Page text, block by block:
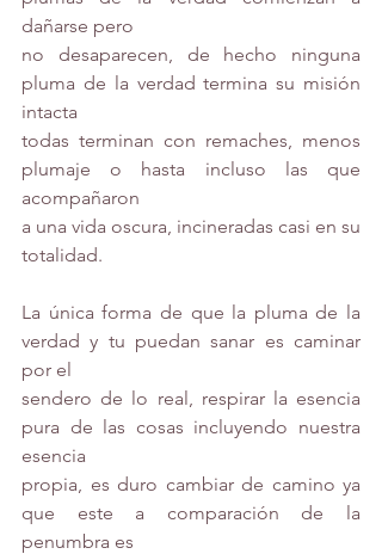
dañarse pero
no desaparecen, de hecho ninguna
pluma de la verdad termina su misión
intacta
todas terminan con remaches, menos
plumaje o hasta incluso las que
acompañaron
a una vida oscura, incineradas casi en su
totalidad.
La única forma de que la pluma de la
verdad y tu puedan sanar es caminar
por el
sendero de lo real, respirar la esencia
pura de las cosas incluyendo nuestra
esencia
propia, es duro cambiar de camino ya
que este a comparación de la
penumbra es